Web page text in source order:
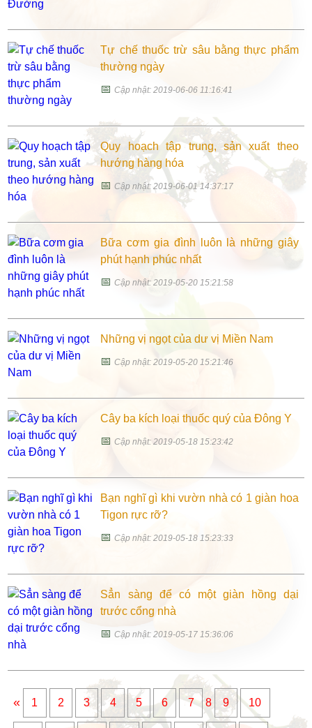
Tự chế thuốc trừ sâu bằng thực phẩm
thường ngày
📅Cập nhật: 2019-06-06 11:16:41
Quy hoạch tập trung, sản xuất theo
hướng hàng hóa
📅Cập nhật: 2019-06-01 14:37:17
Bữa cơm gia đình luôn là những giây
phút hạnh phúc nhất
📅Cập nhật: 2019-05-20 15:21:58
Những vị ngọt của dư vị Miền Nam
📅Cập nhật: 2019-05-20 15:21:46
Cây ba kích loại thuốc quý của Đông Y
📅Cập nhật: 2019-05-18 15:23:42
Bạn nghĩ gì khi vườn nhà có 1 giàn hoa
Tigon rực rỡ?
📅Cập nhật: 2019-05-18 15:23:33
Sẳn sàng để có một giàn hồng dại
trước cổng nhà
📅Cập nhật: 2019-05-17 15:36:06
« 1 2 3 4 5 6 7 8 9 10